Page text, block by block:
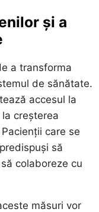
și a
a transforma
de sănătate.
accesul la
creșterea
care se
să
colaboreze cu
măsuri vor